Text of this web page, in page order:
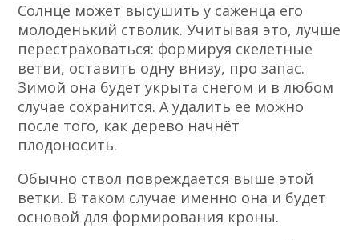
Солнце может высушить у саженца его
молоденький стволик. Учитывая это, лучше
перестраховаться: формируя скелетные
ветви, оставить одну внизу, про запас.
Зимой она будет укрыта снегом и в любом
случае сохранится. А удалить её можно
после того, как дерево начнёт
плодоносить.
Обычно ствол повреждается выше этой
ветки. В таком случае именно она и будет
основой для формирования кроны.